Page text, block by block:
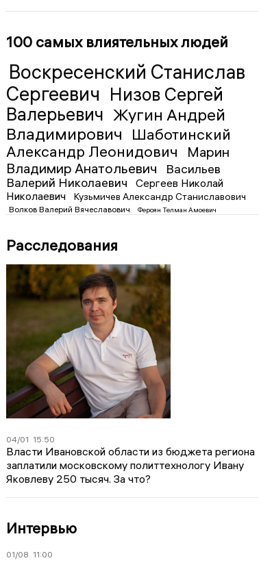
100 самых влиятельных людей
Воскресенский Станислав
Сергеевич Низов Сергей
Валерьевич Жугин Андрей
Владимирович
Шаботинский
Александр Леонидович
Марин
Владимир Анатольевич
Васильев
Валерий Николаевич
Сергеев Николай
Николаевич
Кузьмичев Александр Станиславович
Волков Валерий Вячеславович Фероян Телман Амоевич
Расследования
04/01 15:50
Власти Ивановской области из бюджета региона
заплатили московскому политтехнологу Ивану
Яковлеву 250 тысяч. За что?
Интервью
01/08 11:00